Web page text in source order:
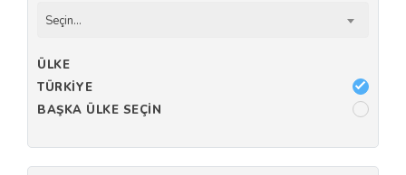
Seçin...
ÜLKE
TÜRKIYE
BAŞKA ÜLKE SEÇIN